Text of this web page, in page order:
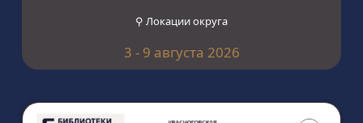
⚲ Локации округа
3 - 9 августа 2026